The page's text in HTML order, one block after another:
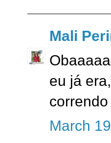
Mali
eu já
March